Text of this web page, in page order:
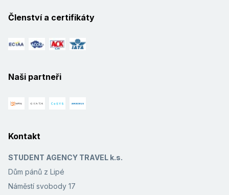
Členství a certifikáty
Naši partneři
Kontakt
STUDENT AGENCY TRAVEL k.s.
Dům pánů z Lipé
Náměstí svobody 17